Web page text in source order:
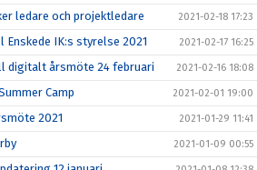
ledare och projektledare 2021-02-18 17:23
IK:s styrelse 2021 2021-02-17 16:25
digitalt årsmöte 24 februari 2021-02-16 18:08
Camp 2021-02-01 19:00
2021 2021-01-29 11:41
2021-01-09 00:55